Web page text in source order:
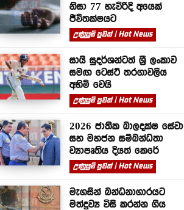
නිසා 77 හැවිරිදි අයෙක්
ජීවිතක්ෂයට
උණුසුම් පුවත් | Hot News
සායි සුදර්ශන්ටත් ශ්‍රී ලංකාව
සමඟ ටෙස්ට් තරගාවලිය
අහිමි වෙයි
උණුසුම් පුවත් | Hot News
2026 ජාතික බාලදක්ෂ සේවා
සහ මහජන සම්බන්ධතා
ව්‍යාපෘතිය දියත් කෙරේ
උණුසුම් පුවත් | Hot News
මැගසින් බන්ධනාගාරයට
මත්ද්‍රව්‍ය විසි කරන්න ගිය